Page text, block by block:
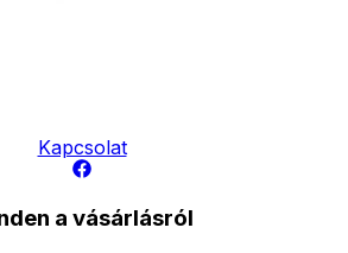
Kapcsolat
a vásárlásról